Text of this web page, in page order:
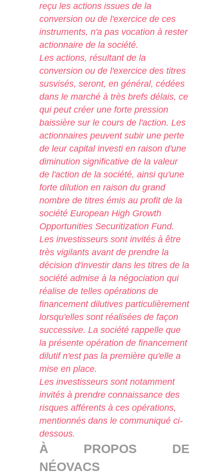
reçu les actions issues de la
conversion ou de l'exercice de ces
instruments, n'a pas vocation à rester
actionnaire de la société.
Les actions, résultant de la
conversion ou de l'exercice des titres
susvisés, seront, en général, cédées
dans le marché à très brefs délais, ce
qui peut créer une forte pression
baissière sur le cours de l'action. Les
actionnaires peuvent subir une perte
de leur capital investi en raison d'une
diminution significative de la valeur
de l'action de la société, ainsi qu'une
forte dilution en raison du grand
nombre de titres émis au profit de la
société European High Growth
Opportunities Securitization Fund.
Les investisseurs sont invités à être
très vigilants avant de prendre la
décision d'investir dans les titres de la
société admise à la négociation qui
réalise de telles opérations de
financement dilutives particulièrement
lorsqu'elles sont réalisées de façon
successive. La société rappelle que
la présente opération de financement
dilutif n'est pas la première qu'elle a
mise en place.
Les investisseurs sont notamment
invités à prendre connaissance des
risques afférents à ces opérations,
mentionnés dans le communiqué ci-
dessous.
À PROPOS DE
NÉOVACS